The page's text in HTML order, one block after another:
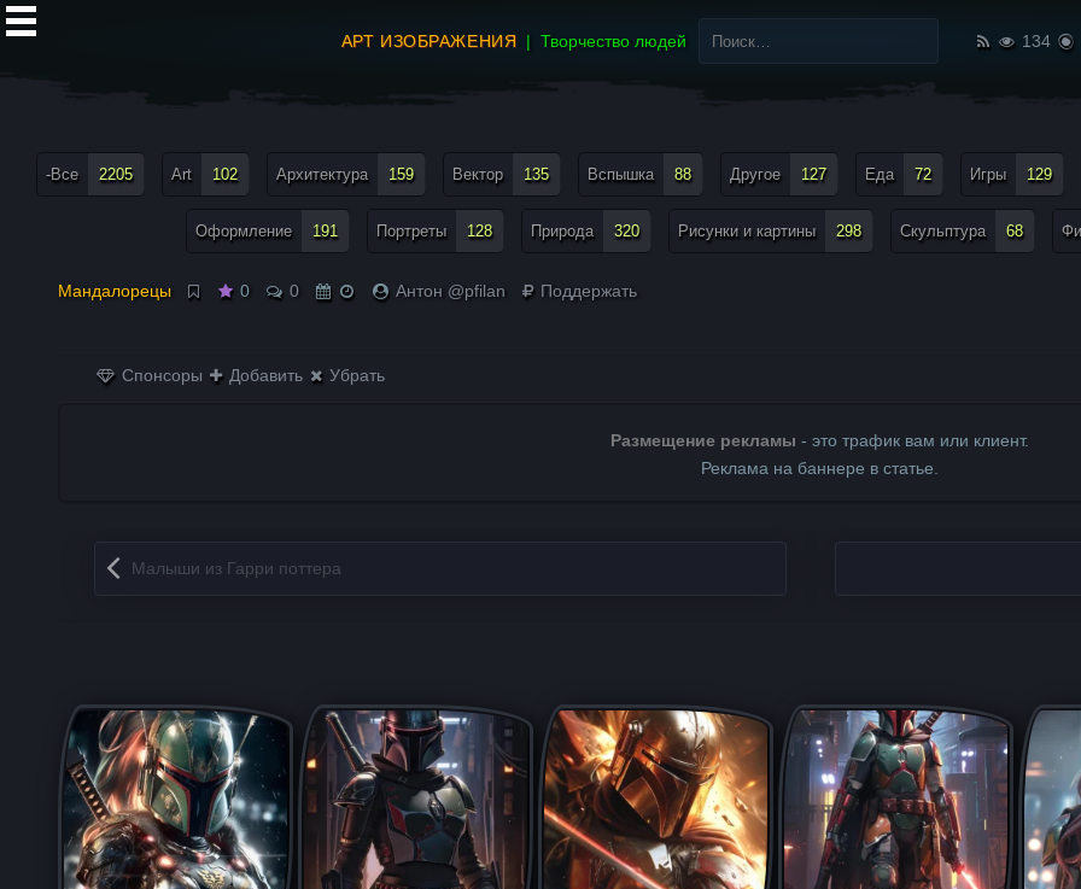
АРТ ИЗОБРАЖЕНИЯ Творчество людей
Найти:
134
-Все 2205 Art 102 Архитектура 159 Вектор 135 Вспышка 88 Другое 127 Еда 72 Игры 129
Оформление 191 Портреты 128 Природа 320 Рисунки и картины 298 Скульптура 68
Мандалорецы 0 0 Антон @pfilan Поддержать
Спонсоры Добавить Убрать
Размещение рекламы - это трафик вам или клиент.
Реклама на баннере в статье.
Запись навигация
Малыши из Гарри поттера